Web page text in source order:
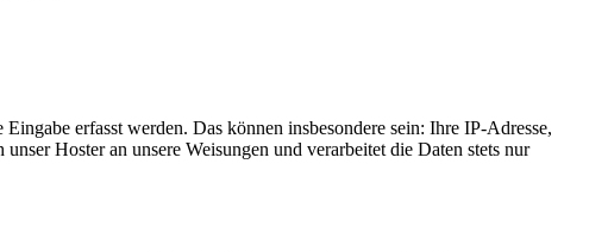
erfasst werden. Das können insbesondere sein: Ihre IP-Adresse,
Hoster an unsere Weisungen und verarbeitet die Daten stets nur